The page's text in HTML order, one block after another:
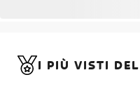
I PIÙ VISTI